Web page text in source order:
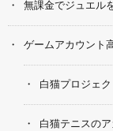
無課金でジュエル
ゲームアカウント
白猫プロジェ
白猫テニスの